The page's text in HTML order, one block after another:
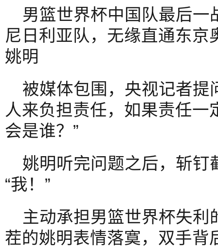
男篮世界杯中国队最后一
尼日利亚队，无缘直通东京
姚明
被媒体包围，央视记者提
人来负担责任，如果责任
会是谁？”
姚明听完问题之后，斩钉
“我！”
主动承担男篮世界杯失
茬的姚明表情落寞，双手背